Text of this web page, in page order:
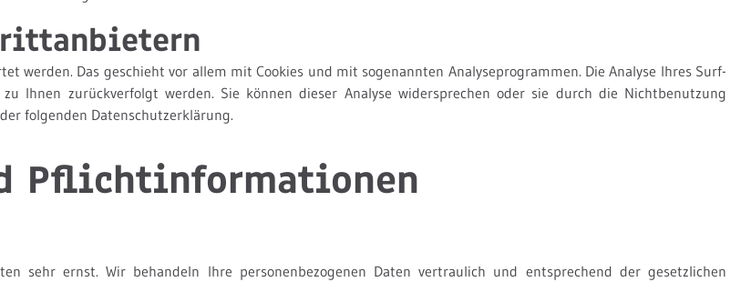
werden. Das geschieht vor allem mit Cookies und mit sogenannten Analyseprogrammen. Die Analyse Ihres Surf-
Ihnen zurückverfolgt werden. Sie können dieser Analyse widersprechen oder sie durch die Nichtbenutzung
folgenden Datenschutzerklärung.
Pflichtinformationen
sehr ernst. Wir behandeln Ihre personenbezogenen Daten vertraulich und entsprechend der gesetzlichen